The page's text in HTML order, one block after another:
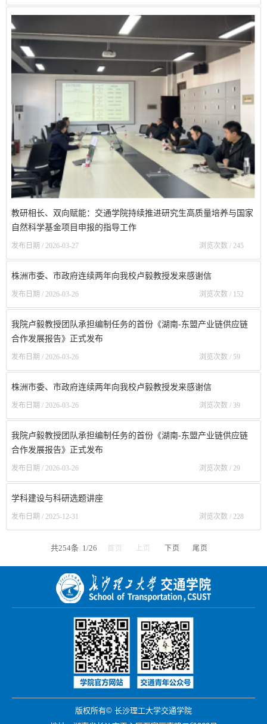
教研相长、双向赋能：交通学院持续推进研究生高质量培养与国家
自然科学基金项目申报的指导工作
发布日期 / 2026-03-27 浏览次数 / 245
株洲市委、市政府连续两年向我校卢毅教授发来感谢信
发布日期 / 2026-03-26 浏览次数 / 152
我院卢毅教授团队承担编制任务的首份《湖南-东盟产业链供应链
合作发展报告》正式发布
发布日期 / 2026-03-26 浏览次数 / 59
株洲市委、市政府连续两年向我校卢毅教授发来感谢信
发布日期 / 2026-03-26 浏览次数 / 39
我院卢毅教授团队承担编制任务的首份《湖南-东盟产业链供应链
合作发展报告》正式发布
发布日期 / 2026-03-26 浏览次数 / 29
学科建设与科研选题讲座
发布日期 / 2025-12-31 浏览次数 / 228
共254条 1/26 首页 上页 下页 尾页
版权所有© 长沙理工大学交通学院